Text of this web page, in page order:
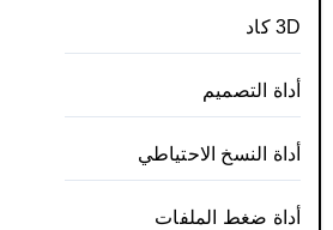
3D كاد
أداة التصميم
أداة النسخ الاحتياطي
أداة ضغط الملفات